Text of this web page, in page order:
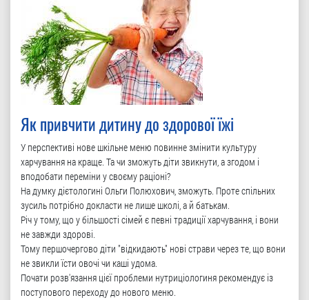
Як привчити дитину до здорової їжі
У перспективі нове шкільне меню повинне змінити культуру
харчування на краще. Та чи зможуть діти звикнути, а згодом і
вподобати переміни у своєму раціоні?
На думку дієтологині Ольги Полюхович, зможуть. Проте спільних
зусиль потрібно докласти не лише школі, а й батькам.
Річ у тому, що у більшості сімей є певні традиції харчування, і вони
не завжди здорові.
Тому першочергово діти "відкидають" нові страви через те, що вони
не звикли їсти овочі чи каші удома.
Почати розв'язання цієї проблеми нутриціологиня рекомендує із
поступового переходу до нового меню.